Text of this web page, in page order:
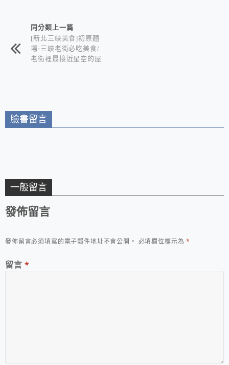
相連文章同分類上一篇
[新北三峽美食]初原麵
場-三峽老街必吃美食/
老街裡最接近星空的屋
臉書留言
一般留言
發佈留言
發佈留言必須填寫的電子郵件地址不會公開。 必填欄位標示為*
留言 *